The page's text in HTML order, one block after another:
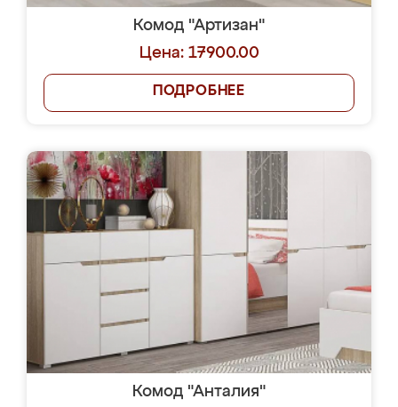
Комод "Артизан"
Цена: 17900.00
ПОДРОБНЕЕ
Комод "Анталия"